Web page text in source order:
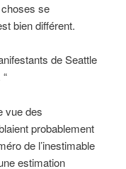
se
bien différent.
de Seattle
vue des
probablement
de l’inestimable
estimation